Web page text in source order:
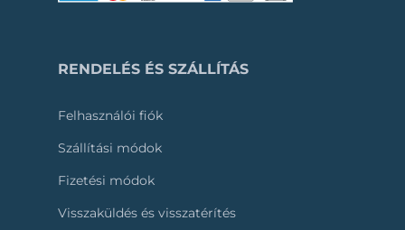
RENDELÉS ÉS SZÁLLÍTÁS
Felhasználói fiók
Szállítási módok
Fizetési módok
Visszaküldés és visszatérítés